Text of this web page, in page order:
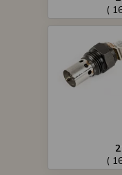
(
(